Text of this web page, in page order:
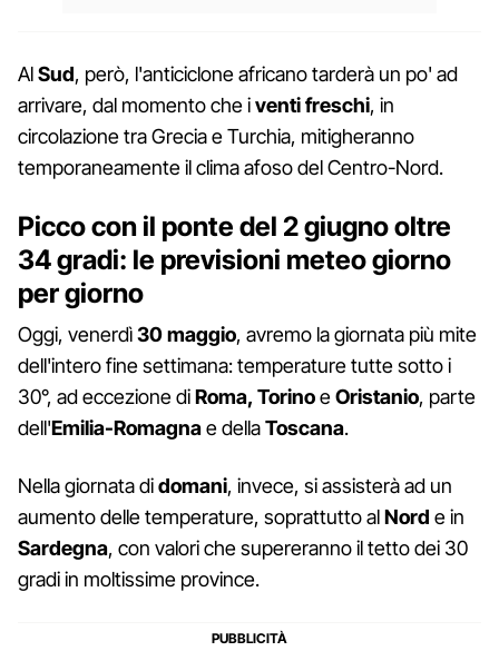
AlSud, però, l'anticiclone africano tarderà un po' ad
arrivare, dal momento che iventi freschi, in
circolazione tra Grecia e Turchia, mitigheranno
temporaneamente il clima afoso del Centro-Nord.
Picco con il ponte del 2 giugno oltre
34 gradi: le previsioni meteo giorno
per giorno
Oggi, venerdì30 maggio, avremo la giornata più mite
dell'intero fine settimana: temperature tutte sotto i
30°, ad eccezione diRoma, TorinoeOristanio, parte
dell'Emilia-Romagnae dellaToscana.
Nella giornata didomani, invece, si assisterà ad un
aumento delle temperature, soprattutto alNord e in
Sardegna, con valori che supereranno il tetto dei 30
gradi in moltissime province.